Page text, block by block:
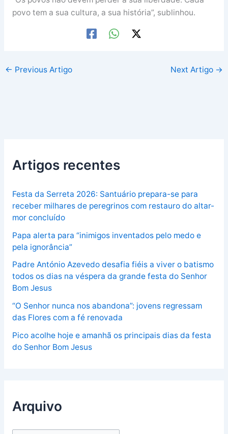
povo tem a sua cultura, a sua história”, sublinhou.
← Previous Artigo Next Artigo →
Artigos recentes
Festa da Serreta 2026: Santuário prepara-se para
receber milhares de peregrinos com restauro do altar-
mor concluído
Papa alerta para “inimigos inventados pelo medo e
pela ignorância”
Padre António Azevedo desafia fiéis a viver o batismo
todos os dias na véspera da grande festa do Senhor
Bom Jesus
“O Senhor nunca nos abandona”: jovens regressam
das Flores com a fé renovada
Pico acolhe hoje e amanhã os principais dias da festa
do Senhor Bom Jesus
Arquivo